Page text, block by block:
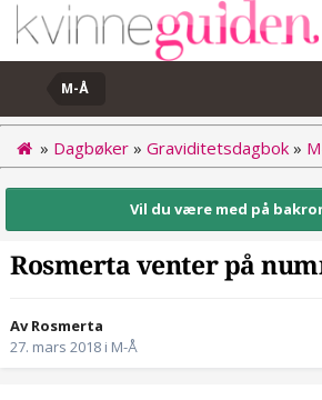
M-Å
» Dagbøker » Graviditetsdagbok »
Vil du være med på
Rosmerta venter på
Av Rosmerta
27. mars 2018 i M-Å